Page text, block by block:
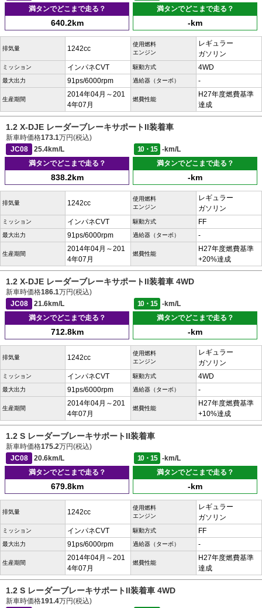
満タンでどこまで走る？
640.2km
満タンでどこまで走る？
-km
排気量 1242cc
使用燃料
エンジン
レギュラー
ガソリン
ミッション インパネCVT 駆動方式 4WD
最大出力 91ps/6000rpm 過給器（ターボ） -
生産期間
2014年04月～201
4年07月
燃費性能
H27年度燃費基準
達成
1.2 X-DJE レーダーブレーキサポートII装着車
新車時価格173.1万円(税込)
JC08
25.4km/L 10・15
-km/L
満タンでどこまで走る？
838.2km
満タンでどこまで走る？
-km
排気量 1242cc
使用燃料
エンジン
レギュラー
ガソリン
ミッション インパネCVT 駆動方式 FF
最大出力 91ps/6000rpm 過給器（ターボ） -
生産期間
2014年04月～201
4年07月
燃費性能
H27年度燃費基準
+20%達成
1.2 X-DJE レーダーブレーキサポートII装着車 4WD
新車時価格186.1万円(税込)
JC08
21.6km/L 10・15
-km/L
満タンでどこまで走る？
712.8km
満タンでどこまで走る？
-km
排気量 1242cc
使用燃料
エンジン
レギュラー
ガソリン
ミッション インパネCVT 駆動方式 4WD
最大出力 91ps/6000rpm 過給器（ターボ） -
生産期間
2014年04月～201
4年07月
燃費性能
H27年度燃費基準
+10%達成
1.2 S レーダーブレーキサポートII装着車
新車時価格175.2万円(税込)
JC08
20.6km/L 10・15
-km/L
満タンでどこまで走る？
679.8km
満タンでどこまで走る？
-km
排気量 1242cc
使用燃料
エンジン
レギュラー
ガソリン
ミッション インパネCVT 駆動方式 FF
最大出力 91ps/6000rpm 過給器（ターボ） -
生産期間
2014年04月～201
4年07月
燃費性能
H27年度燃費基準
達成
1.2 S レーダーブレーキサポートII装着車 4WD
新車時価格191.4万円(税込)